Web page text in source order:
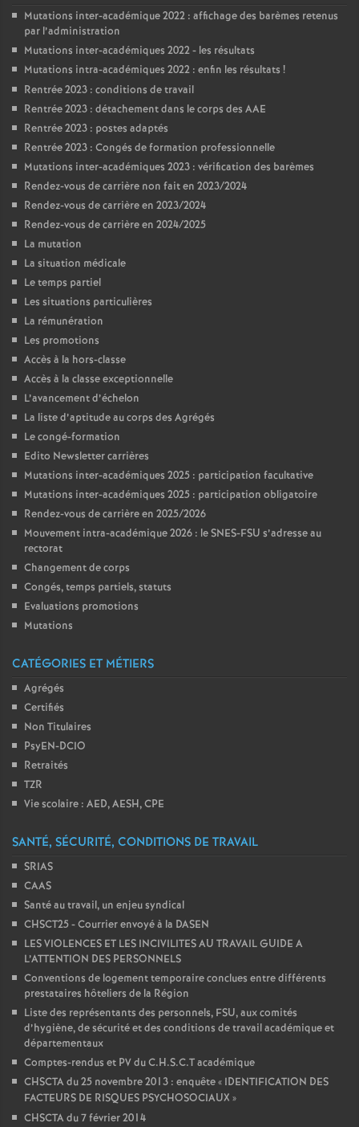
Mutations inter-académique 2022 : affichage des barèmes retenus
par l’administration
Mutations inter-académiques 2022 - les résultats
Mutations intra-académiques 2022 : enfin les résultats !
Rentrée 2023 : conditions de travail
Rentrée 2023 : détachement dans le corps des AAE
Rentrée 2023 : postes adaptés
Rentrée 2023 : Congés de formation professionnelle
Mutations inter-académiques 2023 : vérification des barèmes
Rendez-vous de carrière non fait en 2023/2024
Rendez-vous de carrière en 2023/2024
Rendez-vous de carrière en 2024/2025
La mutation
La situation médicale
Le temps partiel
Les situations particulières
La rémunération
Les promotions
Accès à la hors-classe
Accès à la classe exceptionnelle
L’avancement d’échelon
La liste d’aptitude au corps des Agrégés
Le congé-formation
Edito Newsletter carrières
Mutations inter-académiques 2025 : participation facultative
Mutations inter-académiques 2025 : participation obligatoire
Rendez-vous de carrière en 2025/2026
Mouvement intra-académique 2026 : le SNES-FSU s’adresse au
rectorat
Changement de corps
Congés, temps partiels, statuts
Evaluations promotions
Mutations
CATÉGORIES ET MÉTIERS
Agrégés
Certifiés
Non Titulaires
PsyEN-DCIO
Retraités
TZR
Vie scolaire : AED, AESH, CPE
SANTÉ, SÉCURITÉ, CONDITIONS DE TRAVAIL
SRIAS
CAAS
Santé au travail, un enjeu syndical
CHSCT25 - Courrier envoyé à la DASEN
LES VIOLENCES ET LES INCIVILITES AU TRAVAIL GUIDE A
L’ATTENTION DES PERSONNELS
Conventions de logement temporaire conclues entre différents
prestataires hôteliers de la Région
Liste des représentants des personnels, FSU, aux comités
d’hygiène, de sécurité et des conditions de travail académique et
départementaux
Comptes-rendus et PV du C.H.S.C.T académique
CHSCTA du 25 novembre 2013 : enquête « IDENTIFICATION DES
FACTEURS DE RISQUES PSYCHOSOCIAUX »
CHSCTA du 7 février 2014